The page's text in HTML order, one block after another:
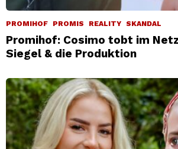
PROMIHOF PROMIS REALITY SKANDAL
Promihof: Cosimo tobt im
Siegel & die Produktion